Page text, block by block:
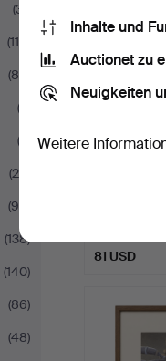
(31)
(115)
(88)
(2)
(2)
(20)
(96)
(138)
(140)
(86)
(48)
81 USD
Inhalte und
Auctionet zu
Neuigkeiten
Weitere